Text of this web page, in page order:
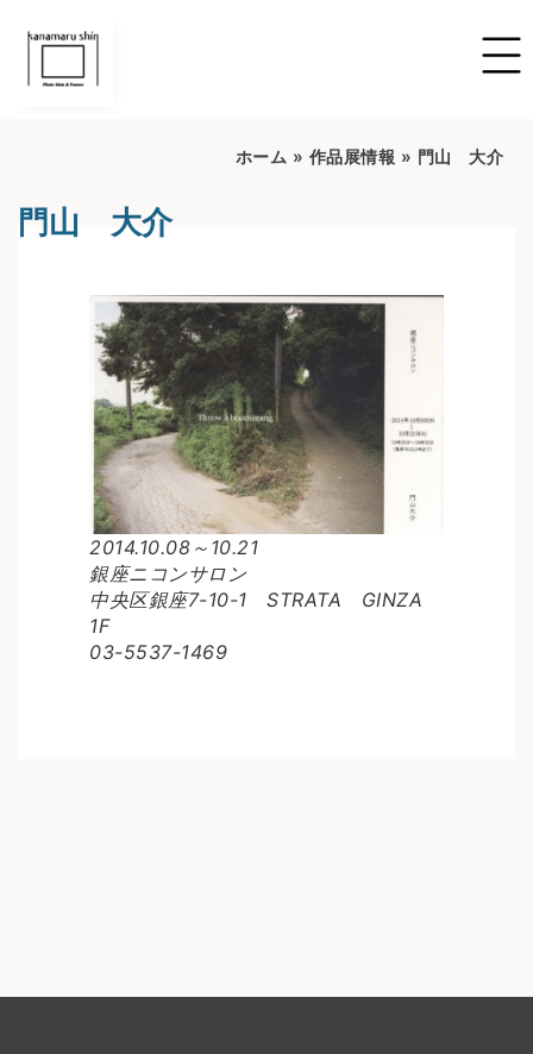
ホーム » 作品展情報 » 門山 大介
門山 大介
2014.10.08～10.21
銀座ニコンサロン
中央区銀座7-10-1 STRATA GINZA
1F
03-5537-1469